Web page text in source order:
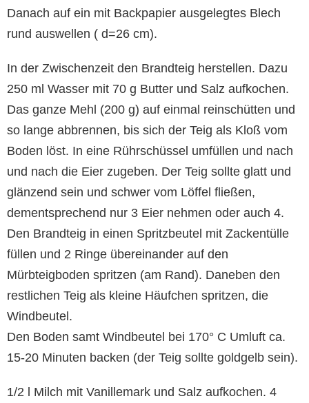
Danach auf ein mit Backpapier ausgelegtes Blech
rund auswellen ( d=26 cm).
In der Zwischenzeit den Brandteig herstellen. Dazu
250 ml Wasser mit 70 g Butter und Salz aufkochen.
Das ganze Mehl (200 g) auf einmal reinschütten und
so lange abbrennen, bis sich der Teig als Kloß vom
Boden löst. In eine Rührschüssel umfüllen und nach
und nach die Eier zugeben. Der Teig sollte glatt und
glänzend sein und schwer vom Löffel fließen,
dementsprechend nur 3 Eier nehmen oder auch 4.
Den Brandteig in einen Spritzbeutel mit Zackentülle
füllen und 2 Ringe übereinander auf den
Mürbteigboden spritzen (am Rand). Daneben den
restlichen Teig als kleine Häufchen spritzen, die
Windbeutel.
Den Boden samt Windbeutel bei 170° C Umluft ca.
15-20 Minuten backen (der Teig sollte goldgelb sein).
1/2 l Milch mit Vanillemark und Salz aufkochen. 4